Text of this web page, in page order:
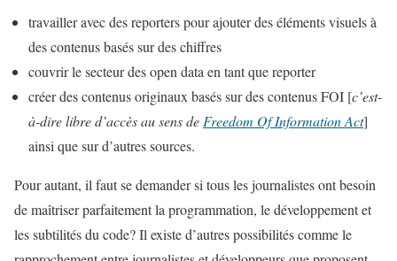
travailler avec des reporters pour ajouter des éléments visuels à
des contenus basés sur des chiffres
couvrir le secteur des open data en tant que reporter
créer des contenus originaux basés sur des contenus FOI [c’est-
à-dire libre d’accès au sens deFreedom Of Information Act]
ainsi que sur d’autres sources.
Pour autant, il faut se demander si tous les journalistes ont besoin
de maîtriser parfaitement la programmation, le développement et
les subtilités du code? Il existe d’autres possibilités comme le